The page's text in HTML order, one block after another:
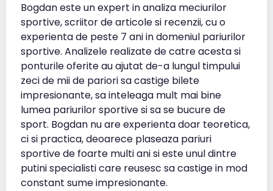
Bogdan este un expert in analiza meciurilor
sportive, scriitor de articole si recenzii, cu o
experienta de peste 7 ani in domeniul pariurilor
sportive. Analizele realizate de catre acesta si
ponturile oferite au ajutat de-a lungul timpului
zeci de mii de pariori sa castige bilete
impresionante, sa inteleaga mult mai bine
lumea pariurilor sportive si sa se bucure de
sport. Bogdan nu are experienta doar teoretica,
ci si practica, deoarece plaseaza pariuri
sportive de foarte multi ani si este unul dintre
putini specialisti care reusesc sa castige in mod
constant sume impresionante.